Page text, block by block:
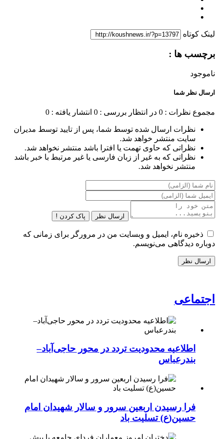
لینک کوتاه
برچسب ها :
ناموجود
ارسال نظر شما
مجموع نظرات : 0 در انتظار بررسی : 0 انتشار یافته : 0
نظرات ارسال شده توسط شما، پس از تایید توسط مدیران
سایت منتشر خواهد شد.
نظراتی که حاوی تهمت یا افترا باشد منتشر نخواهد شد.
نظراتی که به غیر از زبان فارسی یا غیر مرتبط با خبر باشد
منتشر نخواهد شد.
ارسال نظر پاک کردن !
ذخیره نام، ایمیل و وبسایت من در مرورگر برای زمانی که
دوباره دیدگاهی می‌نویسم.
اجتماعی
اطلاعیه محدودیت تردد در محور حاجی‌آباد–
بندرعباس
فرا رسیدن اربعین سرور و سالار شهیدان امام
حسین(ع) تسلیت باد